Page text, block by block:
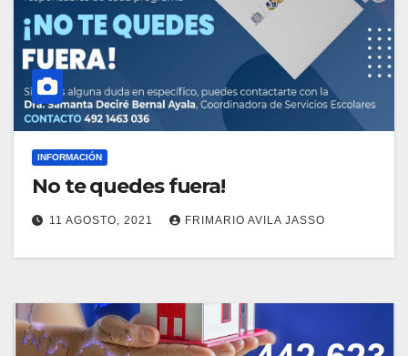
INFORMACIÓN
No te quedes fuera!
11 AGOSTO, 2021 FRIMARIO AVILA JASSO